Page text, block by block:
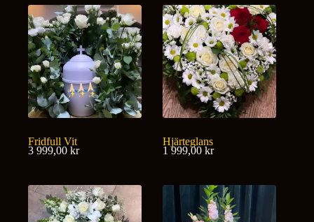
Fridfull Vit
3 999,00 kr
Hjärteglans
1 999,00kr